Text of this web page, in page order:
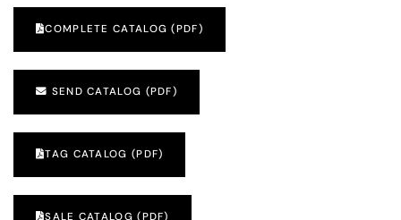
COMPLETE CATALOG (PDF)
SEND CATALOG (PDF)
TAG CATALOG (PDF)
SALE CATALOG (PDF)